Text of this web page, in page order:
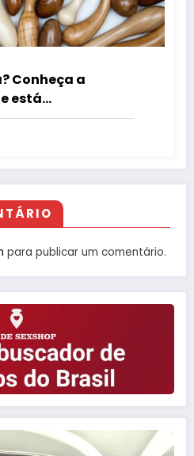
Conheça a
está
erótico
para publicar um comentário.